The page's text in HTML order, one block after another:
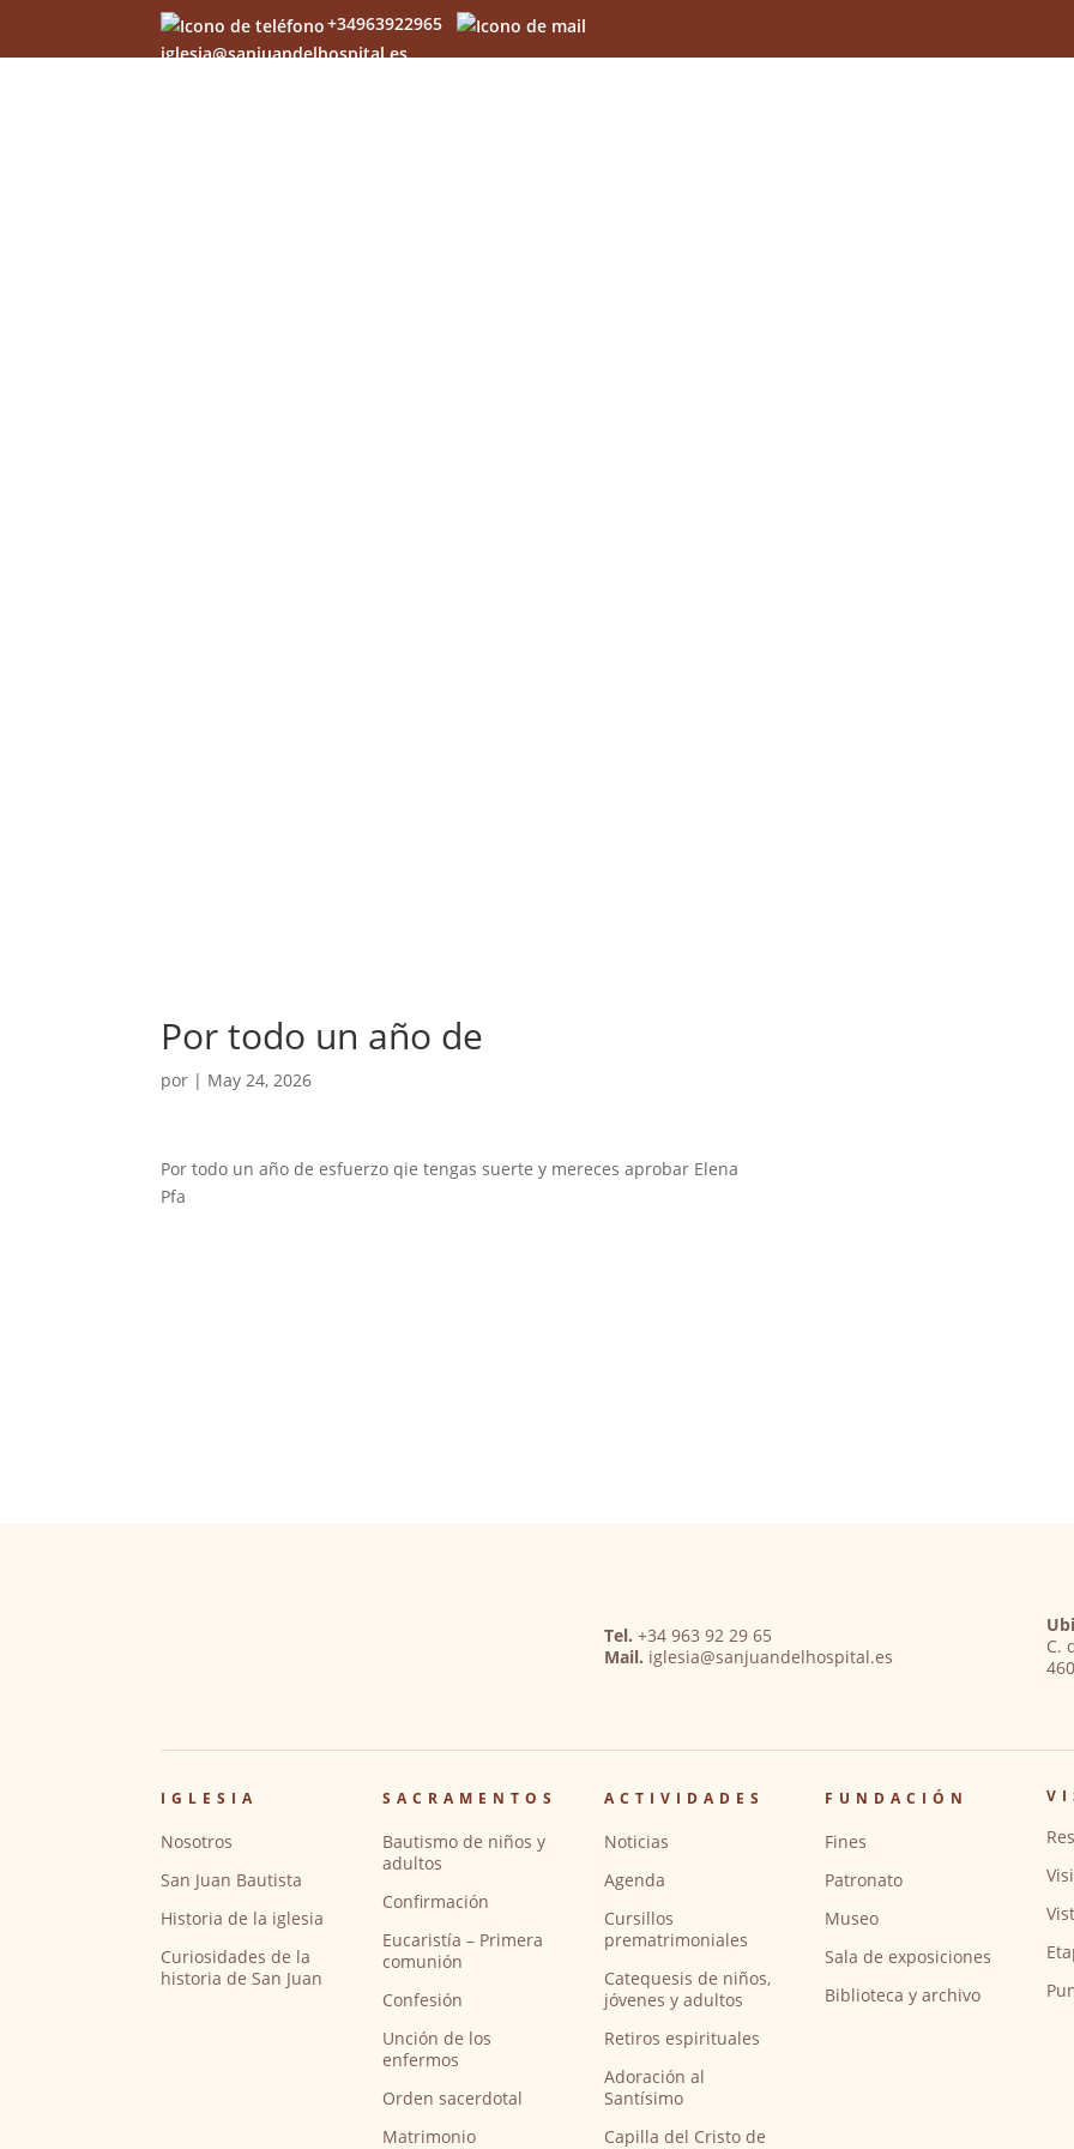
+34963922965
iglesia@sanjuandelhospital.es
Por todo un año de
por | May 24, 2026
Por todo un año de esfuerzo qie tengas suerte y mereces aprobar Elena
Pfa
Tel. +34 963 92 29 65
Mail. iglesia@sanjuandelhospital.es
C.
IGLESIA
Nosotros
San Juan Bautista
Historia de la iglesia
Curiosidades de la
historia de San Juan
SACRAMENTOS
Bautismo de niños y
adultos
Confirmación
Eucaristía – Primera
comunión
Confesión
Unción de los
enfermos
Orden sacerdotal
Matrimonio
ACTIVIDADES
Noticias
Agenda
Cursillos
prematrimoniales
Catequesis de niños,
jóvenes y adultos
Retiros espirituales
Adoración al
Santísimo
Capilla del Cristo de
FUNDACIÓN
Fines
Patronato
Museo
Sala de exposiciones
Biblioteca y archivo